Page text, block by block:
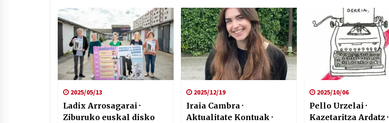
jaitsiera, eta
pandemiaren eraginak
langileen nominen
ordainketan
2025/05/13
Ladix Arrosagarai ·
Ziburuko euskal disko
2025/12/19
Iraia Cambra ·
Aktualitate Kontuak ·
2025/10/06
Pello Urzelai ·
Kazetaritza Ardatz ·